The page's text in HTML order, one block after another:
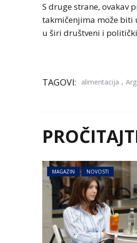
S druge strane,
takmičenjima može biti
u širi društveni i
TAGOVI: alimentacija ,
MAGAZIN NOVOSTI